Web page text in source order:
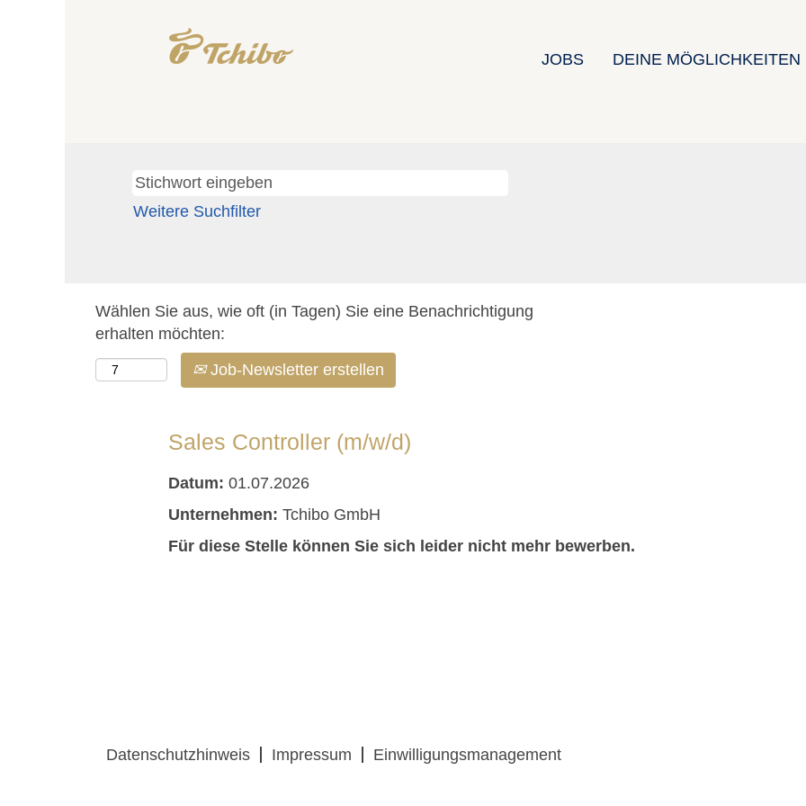
JOBS DEINE MÖGLICHKEITEN
Weitere Suchfilter
Wählen Sie aus, wie oft (in Tagen) Sie eine Benachrichtigung
erhalten möchten:
Job-Newsletter erstellen
Sales Controller (m/w/d)
Datum: 01.07.2026
Unternehmen: Tchibo GmbH
Für diese Stelle können Sie sich leider nicht mehr bewerben.
Datenschutzhinweis Impressum Einwilligungsmanagement